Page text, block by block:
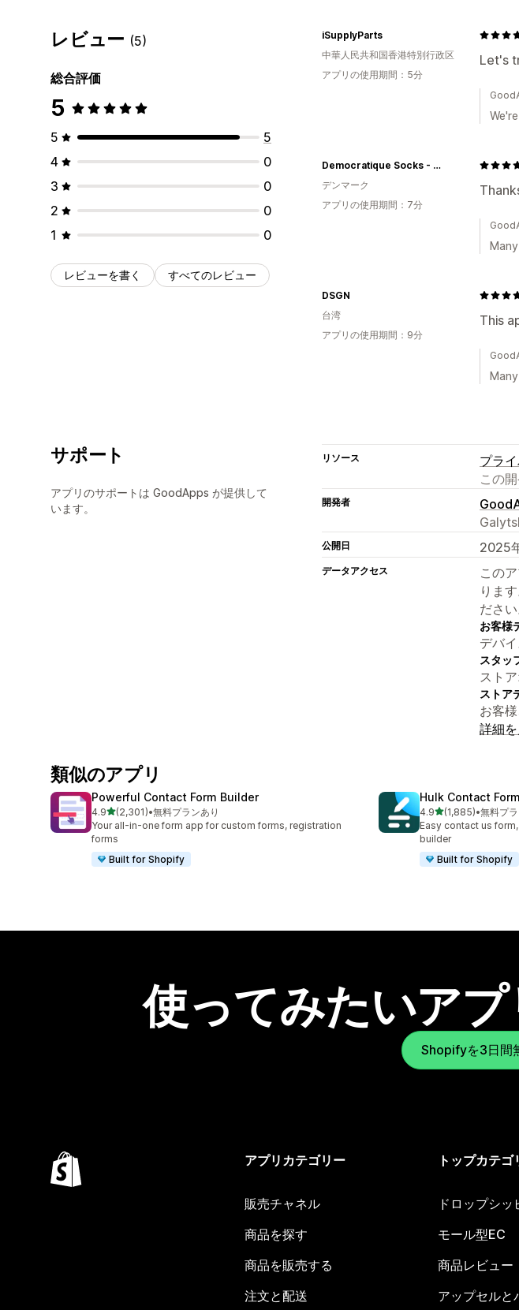
アンケ
顧客満
エン
分析
レビュー (5)
総合評価
5
5
5
4
0
3
0
2
0
1
0
レビューを書く すべてのレビュー
Let's
iSupplyParts
中華人民共和国香港特別行政区
アプリの使用期間：5分
Democratique Socks - Premium Socks Designed in Denmark
デンマーク
アプリの使用期間：7分
This
DSGN
台湾
アプリの使用期間：9分
サポート
アプリのサポートは GoodApps が提供して
います。
リソース
プラ
この
開発者
公開日 2025
データアクセス
この
りま
ださい
お客様
デバ
スタッ
スト
ストア
お客
詳細
類似のアプリ
Powerful Contact Form Builder
4.95つ星中
(2,301)
合計レビュー数：2301件
•無料プランあり
Your all-in-one form app for custom forms, registration
forms
Built for Shopify
Hulk Contact
4.95つ星中
(1,885)
合計レビュー数：1885
•無料プ
Easy contact us
builder
Built for Shopify
使ってみたいア
Shopifyを3日間
アプリカテゴリー
販売チャネル
商品を探す
商品を販売する
注文と配送
トップカテゴ
ドロップシッ
モール型EC
商品レビュー
アップセルと